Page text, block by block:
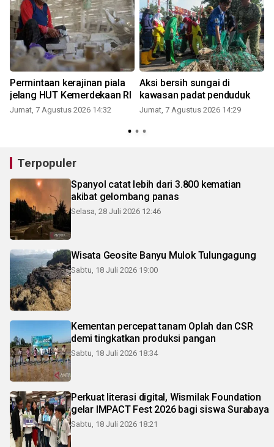
Permintaan kerajinan piala
jelang HUT Kemerdekaan RI
Jumat, 7 Agustus 2026 14:32
Aksi bersih sungai di
kawasan padat penduduk
Jumat, 7 Agustus 2026 14:29
Terpopuler
Spanyol catat lebih dari 3.800 kematian
akibat gelombang panas
Selasa, 28 Juli 2026 12:46
Wisata Geosite Banyu Mulok Tulungagung
Sabtu, 18 Juli 2026 19:00
Kementan percepat tanam Oplah dan CSR
demi tingkatkan produksi pangan
Sabtu, 18 Juli 2026 18:34
Perkuat literasi digital, Wismilak Foundation
gelar IMPACT Fest 2026 bagi siswa Surabaya
Sabtu, 18 Juli 2026 18:21